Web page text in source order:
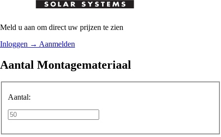
Meld u aan om direct uw prijzen te zien
Inloggen → Aanmelden
Aantal Montagemateriaal
Aantal: